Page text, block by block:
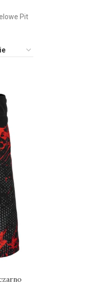
Pit